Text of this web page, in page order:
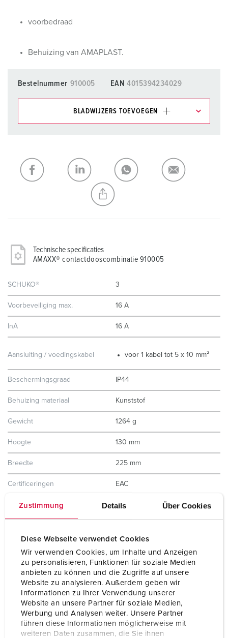
Zustimmung Details Über Cookies
Diese Webseite verwendet Cookies
Wir verwenden Cookies, um Inhalte und Anzeigen
zu personalisieren, Funktionen für soziale Medien
anbieten zu können und die Zugriffe auf unsere
Website zu analysieren. Außerdem geben wir
Informationen zu Ihrer Verwendung unserer
Website an unsere Partner für soziale Medien,
Werbung und Analysen weiter. Unsere Partner
führen diese Informationen möglicherweise mit
weiteren Daten zusammen, die Sie ihnen
voorbedraad
Behuizing van AMAPLAST.
Bestelnummer 910005 EAN 4015394234029
BLADWIJZERS TOEVOEGEN
Mijn lijst TOEVOEGEN
NIEUW LIJST MAKEN
Technische specificaties
AMAXX® contactdooscombinatie 910005
SCHUKO® 3
Voorbeveiliging max. 16 A
InA 16 A
Aansluiting / voedingskabel voor 1 kabel tot 5 x 10 mm²
Beschermingsgraad IP44
Behuizing materiaal Kunststof
Gewicht 1264 g
Hoogte 130 mm
Breedte 225 mm
Certificeringen EAC
Combinatie uit voorraad A